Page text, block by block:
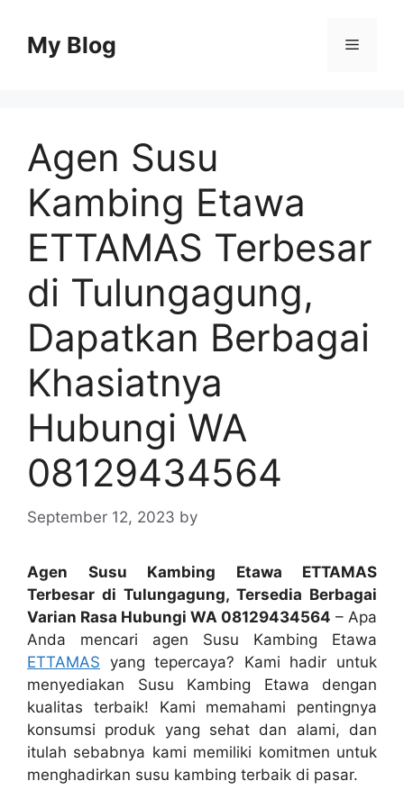
contentMy Blog Menu
Agen Susu
Kambing Etawa
ETTAMAS Terbesar
di Tulungagung,
Dapatkan Berbagai
Khasiatnya
Hubungi WA
08129434564
September 12, 2023 by
Agen Susu Kambing Etawa ETTAMAS
Terbesar di Tulungagung, Tersedia Berbagai
Varian Rasa Hubungi WA 08129434564 – Apa
Anda mencari agen Susu Kambing Etawa
ETTAMAS yang tepercaya? Kami hadir untuk
menyediakan Susu Kambing Etawa dengan
kualitas terbaik! Kami memahami pentingnya
konsumsi produk yang sehat dan alami, dan
itulah sebabnya kami memiliki komitmen untuk
menghadirkan susu kambing terbaik di pasar.